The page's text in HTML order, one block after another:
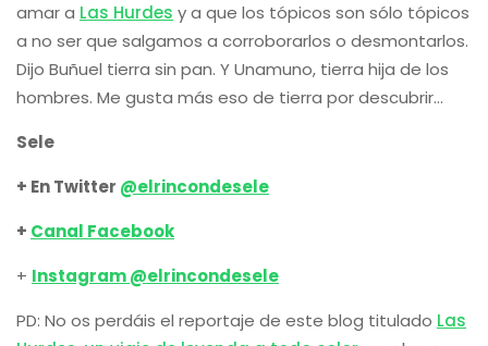
amar a Las Hurdes y a que los tópicos son sólo tópicos
a no ser que salgamos a corroborarlos o desmontarlos.
Dijo Buñuel tierra sin pan. Y Unamuno, tierra hija de los
hombres. Me gusta más eso de tierra por descubrir…
Sele
+ En Twitter @elrincondesele
+ Canal Facebook
+ Instagram @elrincondesele
PD: No os perdáis el reportaje de este blog titulado Las